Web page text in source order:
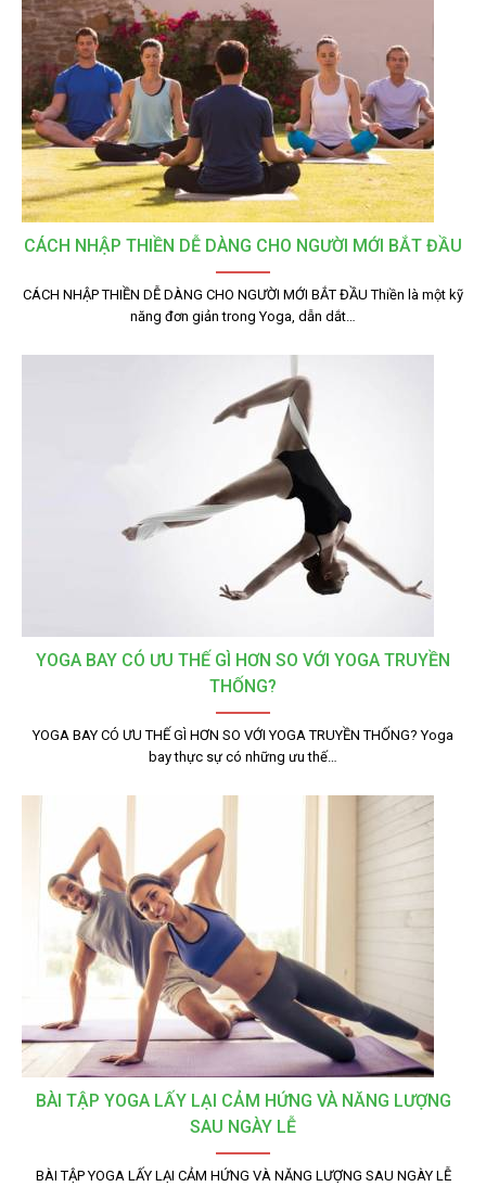
CÁCH NHẬP THIỀN DỄ DÀNG CHO NGƯỜI MỚI BẮT ĐẦU
CÁCH NHẬP THIỀN DỄ DÀNG CHO NGƯỜI MỚI BẮT ĐẦU Thiền là một kỹ
năng đơn giản trong Yoga, dẫn dắt…
YOGA BAY CÓ ƯU THẾ GÌ HƠN SO VỚI YOGA TRUYỀN
THỐNG?
YOGA BAY CÓ ƯU THẾ GÌ HƠN SO VỚI YOGA TRUYỀN THỐNG? Yoga
bay thực sự có những ưu thế…
BÀI TẬP YOGA LẤY LẠI CẢM HỨNG VÀ NĂNG LƯỢNG
SAU NGÀY LỄ
BÀI TẬP YOGA LẤY LẠI CẢM HỨNG VÀ NĂNG LƯỢNG SAU NGÀY LỄ